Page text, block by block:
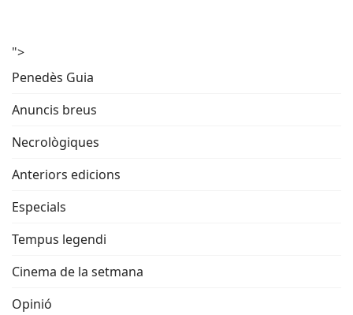
">
Penedès Guia
Anuncis breus
Necrològiques
Anteriors edicions
Especials
Tempus legendi
Cinema de la setmana
Opinió